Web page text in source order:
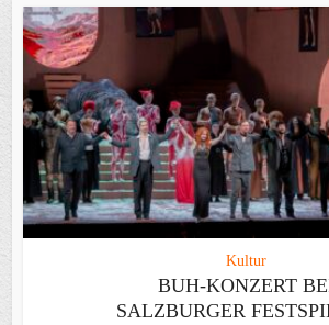
Kultur
BUH-KONZERT
SALZBURGER